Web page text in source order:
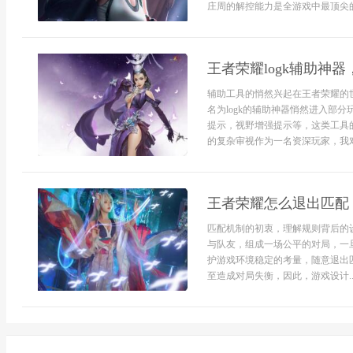
庄周的解控能力是全游戏中最顶尖
王者荣耀logk辅助神器
辅助工具的悄然兴起在王者荣耀
名为logk的辅助神器悄然进入部分
提示，视野增强提示等，这类工
的复杂审视作为一名资深玩家，
王者荣耀怎么退出匹
匹配机制的初衷，理解规则背后
与队友，组成一场公平的对局，
护游戏环境稳定的考量，随意退
至造成对局失衡，因此，游戏设计